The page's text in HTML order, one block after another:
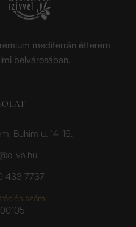
mediterrán étterem
belvárosában.
Buhim u. 14-16.
433 7737
szám: